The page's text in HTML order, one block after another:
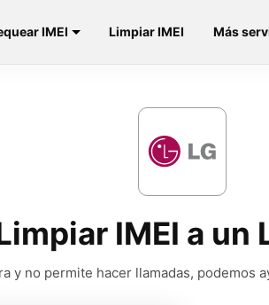
IMEI Limpiar IMEI Más
IMEI a un
y no permite hacer llamadas,